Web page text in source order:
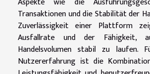
Transaktionen und die Stabilität der
Zuverlässigkeit einer Plattform
Ausfallrate und der Fähigkeit,
Handelsvolumen stabil zu laufen.
Nutzererfahrung ist die